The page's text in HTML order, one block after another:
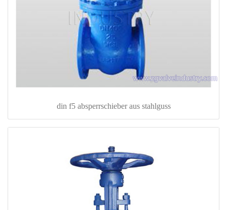
din f5 absperrschieber aus stahlguss